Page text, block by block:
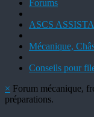
Forums
ASCS
Mécanique,
Conseils pour
× Forum mécanique,
préparations.